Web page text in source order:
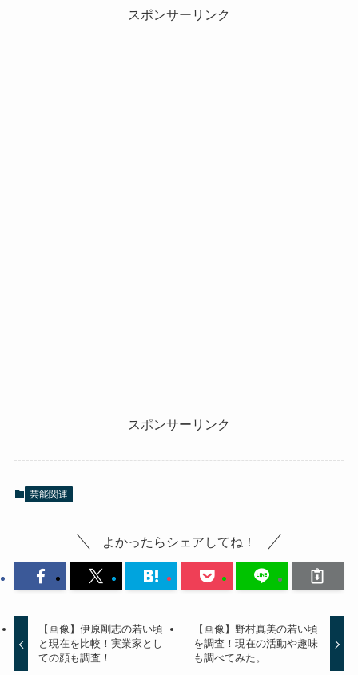
スポンサーリンク
スポンサーリンク
芸能関連
よかったらシェアしてね！
【画像】伊原剛志の若い頃
と現在を比較！実業家とし
ての顔も調査！
【画像】野村真美の若い頃
を調査！現在の活動や趣味
も調べてみた。